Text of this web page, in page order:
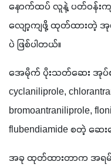
နောက်ထပ် လူနဲ့ ပတ်ဝန်း
လျော့ကျဖို့ ထုတ်ထားတဲ့
ပဲ ဖြစ်ပါတယ်။
အေမိုက် ပိုးသတ်ဆေး အုပ်စု
cyclaniliprole,
bromoantraniliprole,
flubendiamide စတဲ့ ဆ
အခု ထုတ်ထားတာက အရမ်း